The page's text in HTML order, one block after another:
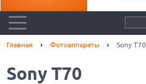
Главная Фотоаппараты Sony T70
Sony T70